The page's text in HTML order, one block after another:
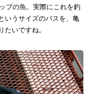
プの魚。実際にこれを釣
いうサイズのバスを、亀
たいですね。